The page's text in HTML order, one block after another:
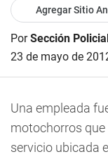
Agregar Sitio
PorSección
23 de mayo de
Una empleada
motochorros que
servicio ubicada